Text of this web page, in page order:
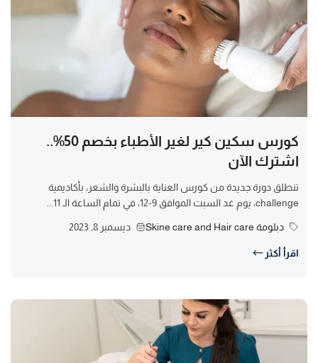
كورس سكين كير لغير الأطباء بخصم 50%..
اشترك الآن
تنطلق دورة جديدة من كورس العناية بالبشرة والشعر، بأكاديمية
challenge، يوم غد السبت الموافق 9-12، في تمام الساعة الـ 11...
دبلومة Skine care and Hair care ديسمبر 8, 2023
اقرأ أكثر